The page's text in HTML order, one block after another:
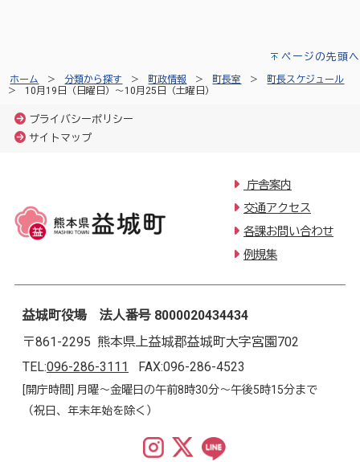
ページの先頭へ
ホーム 分類から探す 町政情報 町長室
町長スケジュール
10月19日（日曜日）～10月25日（土曜日）
プライバシーポリシー
サイトマップ
庁舎案内
交通アクセス
各課お問い合わせ
例規集
益城町役場 法人番号 8000020434434
〒861-2295 熊本県上益城郡益城町大字宮園702
TEL:096-286-3111 FAX:096-286-4523
[開庁時間] 月曜～金曜日の午前8時30分～午後5時15分まで
（祝日、年末年始を除く）